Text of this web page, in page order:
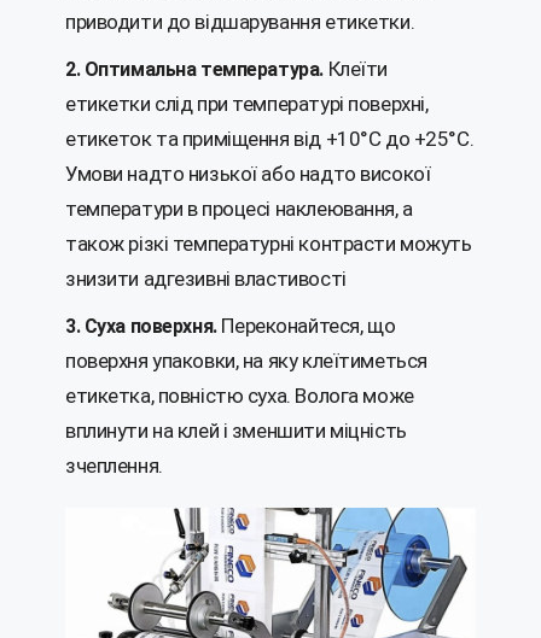
приводити до відшарування етикетки.
2. Оптимальна температура.Клеїти
етикетки слід при температурі поверхні,
етикеток та приміщення від +10°C до +25°C.
Умови надто низької або надто високої
температури в процесі наклеювання, а
також різкі температурні контрасти можуть
знизити адгезивні властивості
3. Суха поверхня.Переконайтеся, що
поверхня упаковки, на яку клеїтиметься
етикетка, повністю суха. Волога може
вплинути на клей і зменшити міцність
зчеплення.